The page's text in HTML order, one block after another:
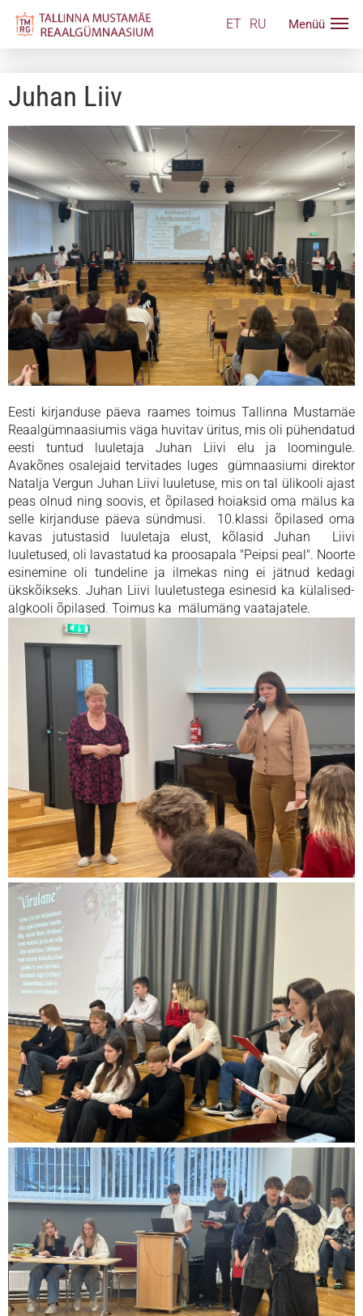
ET RU
Juhan Liiv
Eesti kirjanduse päeva raames toimus Tallinna Mustamäe
Reaalgümnaasiumis väga huvitav üritus, mis oli pühendatud
eesti tuntud luuletaja Juhan Liivi elu ja loomingule.
Avakõnes osalejaid tervitades luges gümnaasiumi direktor
Natalja Vergun Juhan Liivi luuletuse, mis on tal ülikooli ajast
peas olnud ning soovis, et õpilased hoiaksid oma mälus ka
selle kirjanduse päeva sündmusi. 10.klassi õpilased oma
kavas jutustasid luuletaja elust, kõlasid Juhan Liivi
luuletused, oli lavastatud ka proosapala "Peipsi peal". Noorte
esinemine oli tundeline ja ilmekas ning ei jätnud kedagi
ükskõikseks. Juhan Liivi luuletustega esinesid ka külalised-
algkooli õpilased. Toimus ka mälumäng vaatajatele.